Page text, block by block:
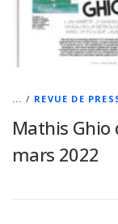
... / REVUE DE
Mathis Ghio
mars 2022